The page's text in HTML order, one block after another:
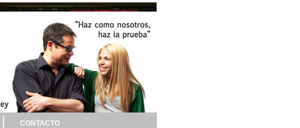
CONTACTO